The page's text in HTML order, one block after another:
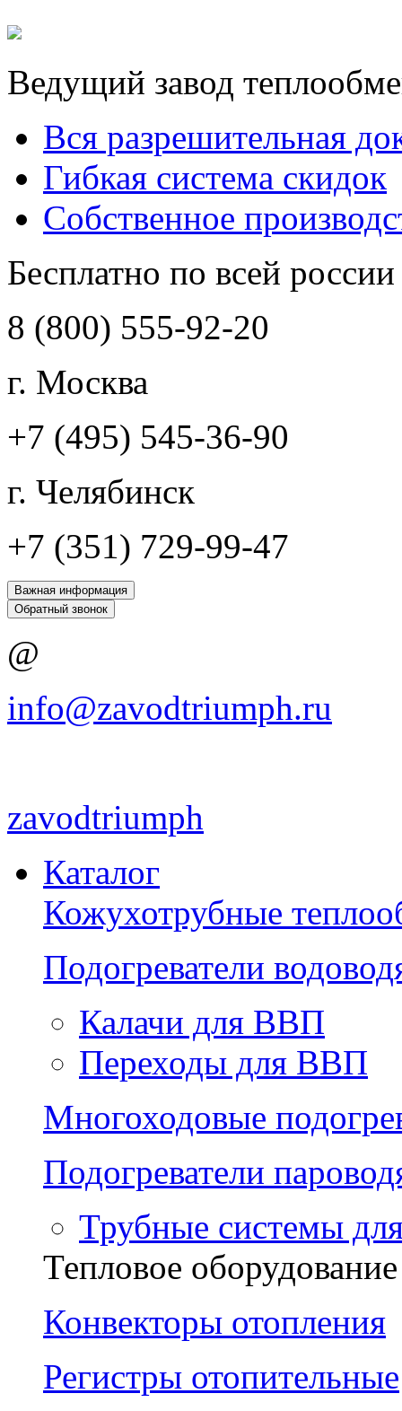
Ведущий завод
Вся разрешительная
Гибкая система скидок
Собственное
Бесплатно по всей россии
8 (800) 555-92-20
г. Москва
+7 (495) 545-36-90
г. Челябинск
+7 (351) 729-99-47
Важная информация
Обратный звонок
@
info@zavodtriumph.ru
zavodtriumph
Каталог
Кожухотрубные
Подогреватели
Калачи для ВВП
Переходы для ВВП
Многоходовые
Подогреватели
Трубные системы
Тепловое оборудование
Конвекторы отопления
Регистры отопительные